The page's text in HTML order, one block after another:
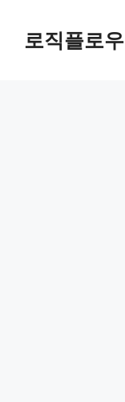
content로직플로우